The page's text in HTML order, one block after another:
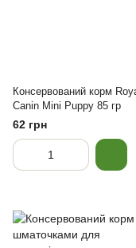
Консервований корм
Canin Mini Puppy 85 гр
62 грн